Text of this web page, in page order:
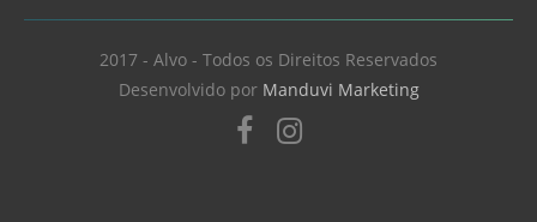
2017 - Alvo - Todos os Direitos Reservados
Desenvolvido por Manduvi Marketing